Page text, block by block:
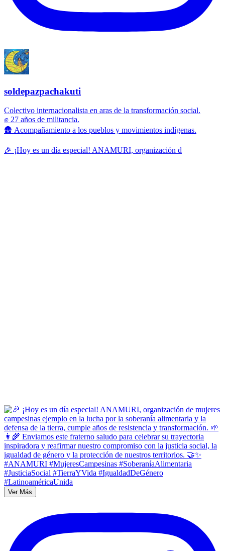
soldepazpachakuti
Colectivo internacionalista en aras de la transformación social.
✊ 27 años de militancia.
🛖 Acompañamiento a los pueblos y movimientos indígenas.
🎉 ¡Hoy es un día especial! ANAMURI, organización d
Ver Más